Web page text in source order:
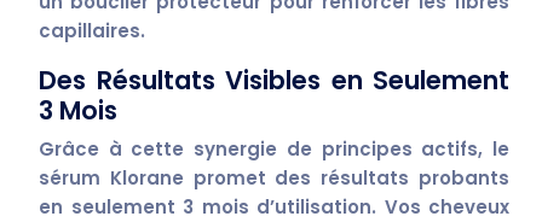
capillaires.
Des Résultats Visibles en Seulement
3 Mois
Grâce à cette synergie de principes actifs, le
sérum Klorane promet des résultats probants
en seulement 3 mois d’utilisation. Vos cheveux